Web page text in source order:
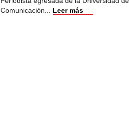
Comunicación... Leer más